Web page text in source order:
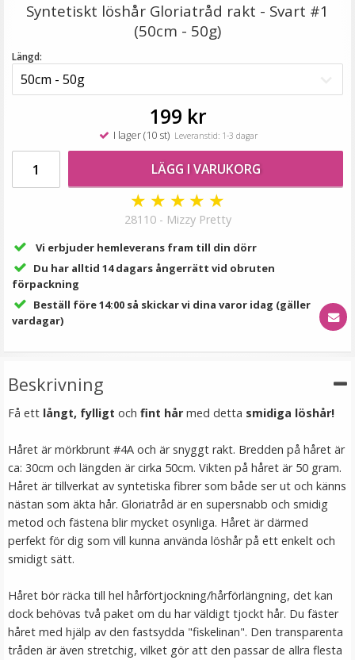
LÄGG I VARUKORG
Syntetiskt löshår Gloriatråd lockigt - Mörkblond #16/68
#27 Mellanbrun - Hästsvans vågig rosett
Syntetiskt löshår Gloriatråd rakt - Svart #1
(50cm - 50g)
Längd:
199 kr
I lager (10 st)Leveranstid: 1-3 dagar
LÄGG I VARUKORG
★ ★ ★ ★ ★
28110 - Mizzy Pretty
Vi erbjuder hemleverans fram till din dörr
Du har alltid 14 dagars ångerrätt vid obruten
förpackning
Beställ före 14:00 så skickar vi dina varor idag (gäller
vardagar)
Beskrivning
Få ett långt, fylligt och fint hår med detta smidiga löshår!
Håret är mörkbrunt #4A och är snyggt rakt. Bredden på håret är
ca: 30cm och längden är cirka 50cm. Vikten på håret är 50 gram.
Håret är tillverkat av syntetiska fibrer som både ser ut och känns
nästan som äkta hår. Gloriatråd är en supersnabb och smidig
metod och fästena blir mycket osynliga. Håret är därmed
perfekt för dig som vill kunna använda löshår på ett enkelt och
smidigt sätt.
Håret bör räcka till hel hårförtjockning/hårförlängning, det kan
dock behövas två paket om du har väldigt tjockt hår. Du fäster
håret med hjälp av den fastsydda "fiskelinan". Den transparenta
tråden är även stretchig, vilket gör att den passar de allra flesta